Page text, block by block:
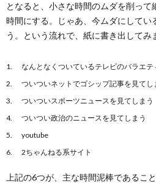
となると、小さな時間のムダを削っ
時間にする。じゃあ、今ムダにしてい
う。という流れで、紙に書き出してみ
なんとなくついているテレビのバラエテ
ついついネットでゴシップ記事を見てし
ついついスポーツニュースを見てしまう
ついつい政治のニュースを見てしまう
youtube
2ちゃんねる系サイト
上記の6つが、主な時間泥棒であること